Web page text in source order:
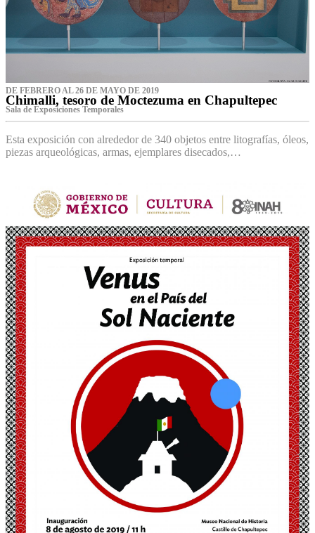
DE FEBRERO AL 26 DE MAYO DE 2019
Chimalli, tesoro de Moctezuma en Chapultepec
Sala de Exposiciones Temporales
Esta exposición con alrededor de 340 objetos entre litografías, óleos,
piezas arqueológicas, armas, ejemplares disecados,…